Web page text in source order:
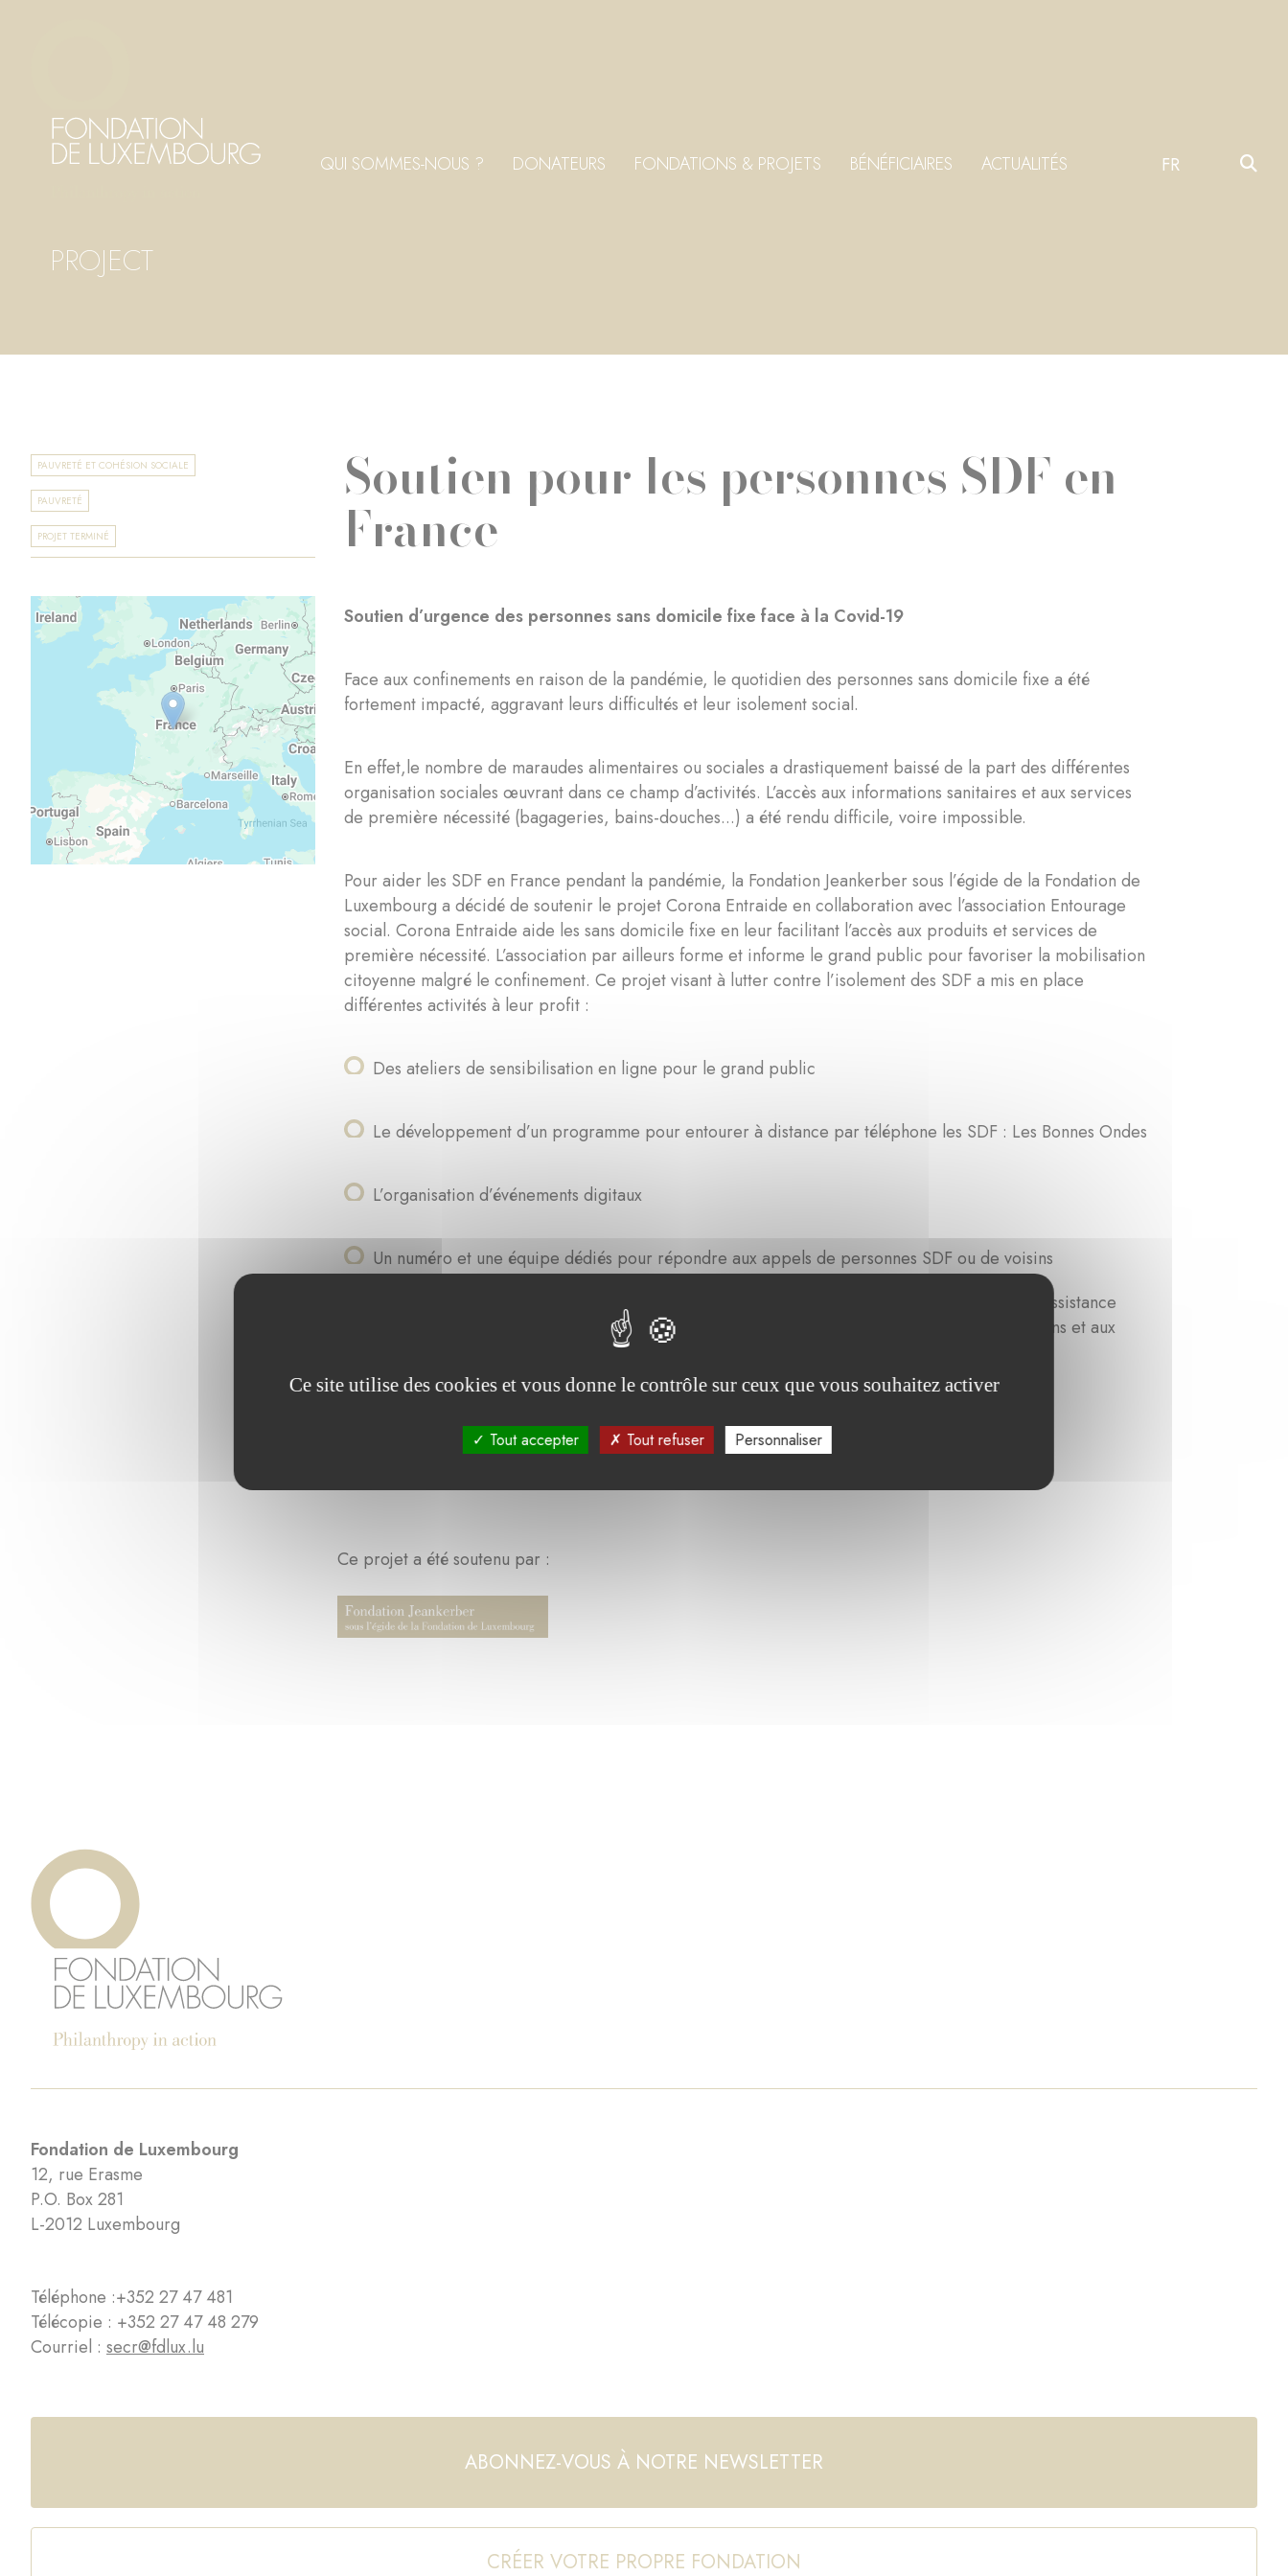
QUI SOMMES-NOUS ? DONATEURS FONDATIONS & PROJETS BÉNÉFICIAIRES ACTUALITÉS FR
PROJECT
PAUVRETÉ ET COHÉSION SOCIALE
PAUVRETÉ
PROJET TERMINÉ
Soutien pour les personnes SDF en
France
Soutien d’urgence des personnes sans domicile fixe face à la Covid-19
Face aux confinements en raison de la pandémie, le quotidien des personnes sans domicile fixe a été
fortement impacté, aggravant leurs difficultés et leur isolement social.
En effet,le nombre de maraudes alimentaires ou sociales a drastiquement baissé de la part des différentes
organisation sociales œuvrant dans ce champ d’activités. L’accès aux informations sanitaires et aux services
de première nécessité (bagageries, bains-douches...) a été rendu difficile, voire impossible.
Pour aider les SDF en France pendant la pandémie, la Fondation Jeankerber sous l’égide de la Fondation de
Luxembourg a décidé de soutenir le projet Corona Entraide en collaboration avec l’association Entourage
social. Corona Entraide aide les sans domicile fixe en leur facilitant l’accès aux produits et services de
première nécessité. L’association par ailleurs forme et informe le grand public pour favoriser la mobilisation
citoyenne malgré le confinement. Ce projet visant à lutter contre l’isolement des SDF a mis en place
différentes activités à leur profit :
Des ateliers de sensibilisation en ligne pour le grand public
Le développement d’un programme pour entourer à distance par téléphone les SDF : Les Bonnes Ondes
L’organisation d’événements digitaux
Un numéro et une équipe dédiés pour répondre aux appels de personnes SDF ou de voisins
Jusqu’à présent, grâce à ce projet, plus de 500 SDF et 4.000 riverains ont été conseillés par l’assistance
téléphonique mise en place. Enfin, plus de 63.000 personnes ont été sensibilisées à ces questions et aux
solutions grâce au bulletin d’information de l’association Entourage.
Ce projet a été soutenu par :
Fondation de Luxembourg
12, rue Erasme
P.O. Box 281
L-2012 Luxembourg
Téléphone :+352 27 47 481
Télécopie : +352 27 47 48 279
Courriel : secr@fdlux.lu
ABONNEZ-VOUS À NOTRE NEWSLETTER
CRÉER VOTRE PROPRE FONDATION
Ce site utilise des cookies et vous donne le contrôle sur ceux que vous souhaitez activer
Tout accepter Tout refuser Personnaliser